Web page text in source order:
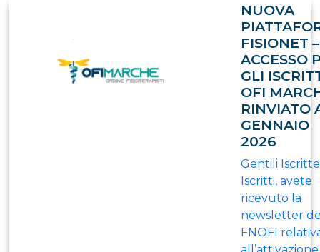
NUOVA
FISIONET –
ACCESSO
GLI
OFI
RINVIATO
GENNAIO
2026
Gentili
Iscritti, avete
ricevuto la
newsletter
FNOFI